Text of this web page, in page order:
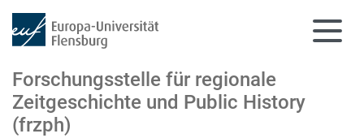
Forschungsstelle für regionale
Zeitgeschichte und Public History
(frzph)